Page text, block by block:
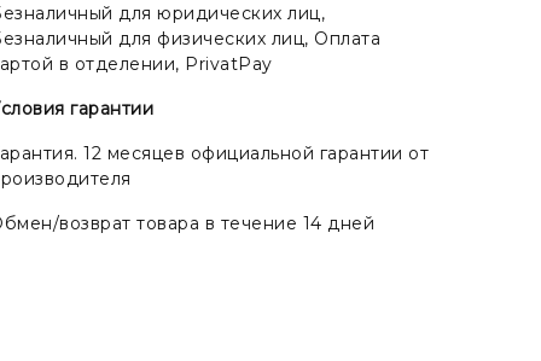
для юридических лиц,
для физических лиц, Оплата
в отделении, PrivatPay
гарантии
12 месяцев официальной гарантии от
возврат товара в течение 14 дней